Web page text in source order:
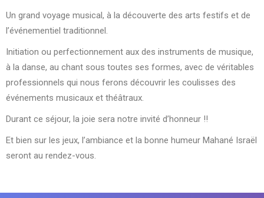
Un grand voyage musical, à la découverte des arts festifs et de
l’événementiel traditionnel.
Initiation ou perfectionnement aux des instruments de musique,
à la danse, au chant sous toutes ses formes, avec de véritables
professionnels qui nous ferons découvrir les coulisses des
événements musicaux et théâtraux.
Durant ce séjour, la joie sera notre invité d’honneur !!
Et bien sur les jeux, l’ambiance et la bonne humeur Mahané Israël
seront au rendez-vous.